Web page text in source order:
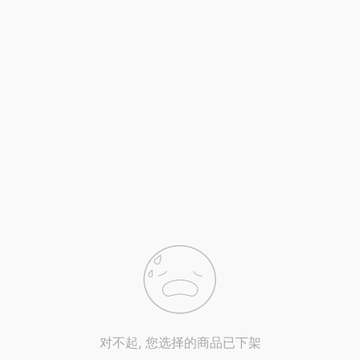
对不起, 您选择的商品已下架